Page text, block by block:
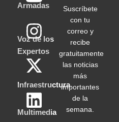
Armadas
Voz de los
Expertos
Infraestructura
Multimedia
Suscríbete
con tu
correo y
recibe
gratuitamente
las noticias
más
importantes
de la
semana.